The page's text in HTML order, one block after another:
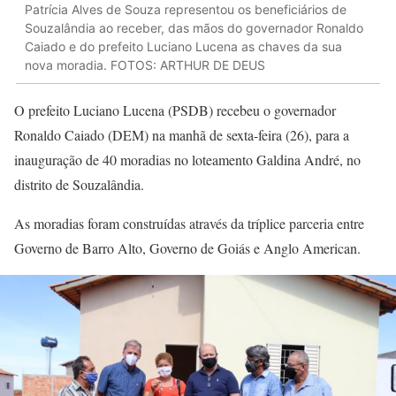
Patrícia Alves de Souza representou os beneficiários de
Souzalândia ao receber, das mãos do governador Ronaldo
Caiado e do prefeito Luciano Lucena as chaves da sua
nova moradia. FOTOS: ARTHUR DE DEUS
O prefeito Luciano Lucena (PSDB) recebeu o governador
Ronaldo Caiado (DEM) na manhã de sexta-feira (26), para a
inauguração de 40 moradias no loteamento Galdina André, no
distrito de Souzalândia.
As moradias foram construídas através da tríplice parceria entre
Governo de Barro Alto, Governo de Goiás e Anglo American.